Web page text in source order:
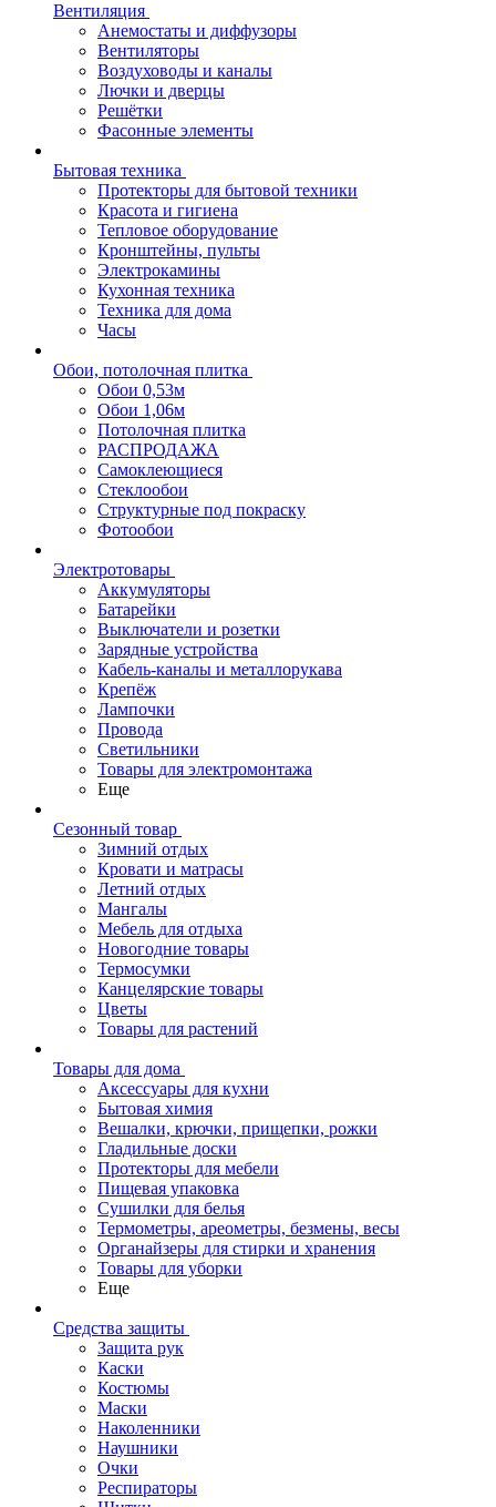
Вентиляция
Анемостаты и диффузоры
Вентиляторы
Воздуховоды и каналы
Лючки и дверцы
Решётки
Фасонные элементы
Бытовая техника
Протекторы для бытовой техники
Красота и гигиена
Тепловое оборудование
Кронштейны, пульты
Электрокамины
Кухонная техника
Техника для дома
Часы
Обои, потолочная плитка
Обои 0,53м
Обои 1,06м
Потолочная плитка
РАСПРОДАЖА
Самоклеющиеся
Стеклообои
Структурные под покраску
Фотообои
Электротовары
Аккумуляторы
Батарейки
Выключатели и розетки
Зарядные устройства
Кабель-каналы и металлорукава
Крепёж
Лампочки
Провода
Светильники
Товары для электромонтажа
Еще
Сезонный товар
Зимний отдых
Кровати и матрасы
Летний отдых
Мангалы
Мебель для отдыха
Новогодние товары
Термосумки
Канцелярские товары
Цветы
Товары для растений
Товары для дома
Аксессуары для кухни
Бытовая химия
Вешалки, крючки, прищепки, рожки
Гладильные доски
Протекторы для мебели
Пищевая упаковка
Сушилки для белья
Термометры, ареометры, безмены, весы
Органайзеры для стирки и хранения
Товары для уборки
Еще
Средства защиты
Защита рук
Каски
Костюмы
Маски
Наколенники
Наушники
Очки
Респираторы